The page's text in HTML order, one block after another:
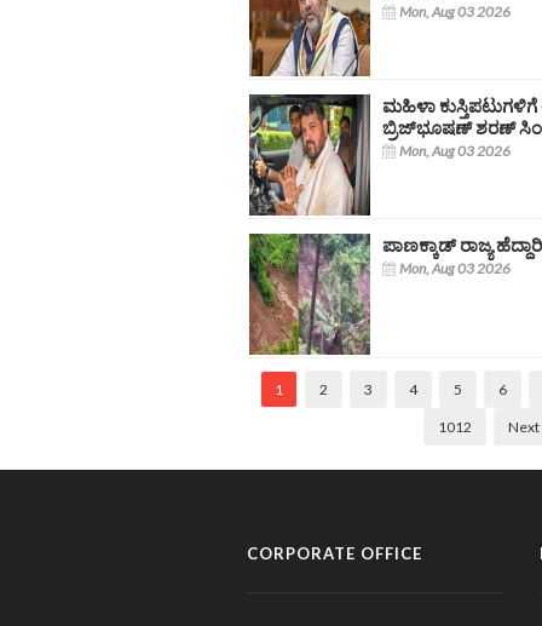
Mon, Aug 03 2026
ಮಹಿಳಾ ಕುಸ್ತಿಪಟುಗಳಿಗೆ
ಬ್ರಿಜ್‌ಭೂಷಣ್ ಶರಣ್
Mon, Aug 03 2026
ಪಾಣಕ್ಕಾಡ್ ರಾಜ್ಯ
Mon, Aug 03 2026
1 2 3 4 5 6
1012 Next
CORPORATE OFFICE